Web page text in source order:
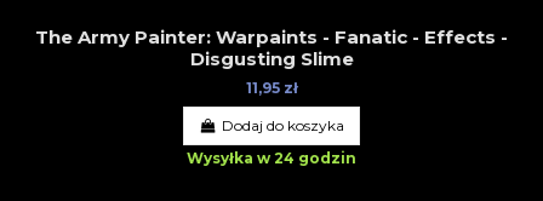
The Army Painter: Warpaints - Fanatic - Effects -
Disgusting Slime
11,95 zł
Dodaj do koszyka
Wysyłka w 24 godzin